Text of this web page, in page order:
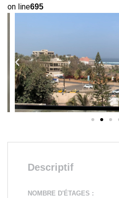
on line695
Descriptif
NOMBRE D'ÉTAGES :